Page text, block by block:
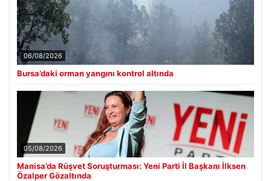
06/08/2026
Bursa’daki orman yangını kontrol altında
05/08/2026
Manisa’da Rüşvet Soruşturması: Yeni Parti İl Başkanı İlksen
Özalper Gözaltında